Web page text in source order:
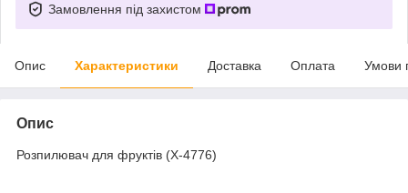
Замовлення під захистом
Опис Характеристики Доставка Оплата Умови
Опис
Розпилювач для фруктів (X-4776)